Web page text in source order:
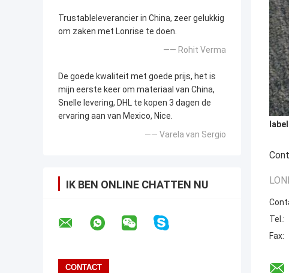
Trustableleverancier in China, zeer gelukkig
om zaken met Lonrise te doen.
—— Rohit Verma
De goede kwaliteit met goede prijs, het is
mijn eerste keer om materiaal van China,
Snelle levering, DHL te kopen 3 dagen de
ervaring aan van Mexico, Nice.
—— Varela van Sergio
IK BEN ONLINE CHATTEN NU
Tel.:
Fax: